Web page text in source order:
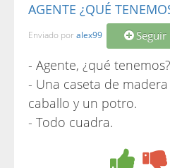
AGENTE ¿QUÉ
Enviado por alex99 Seguir
- Agente, ¿qué tenemos?
- Una caseta de
caballo y un potro.
- Todo cuadra.